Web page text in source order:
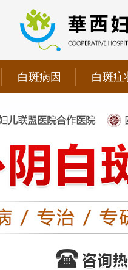
白斑病因 白斑症
，强强联手为更多患者提供专
虚假广告，坚持正规医院就诊